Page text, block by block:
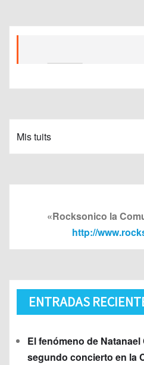
Mis tuits
«Rocksonico la
http://
ENTRADAS
El fenómeno de
segundo concierto en la